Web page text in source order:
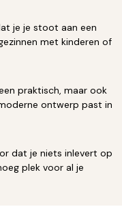
je je stoot aan een
met kinderen of
praktisch, maar ook
ontwerp past in
dat je niets inlevert op
plek voor al je